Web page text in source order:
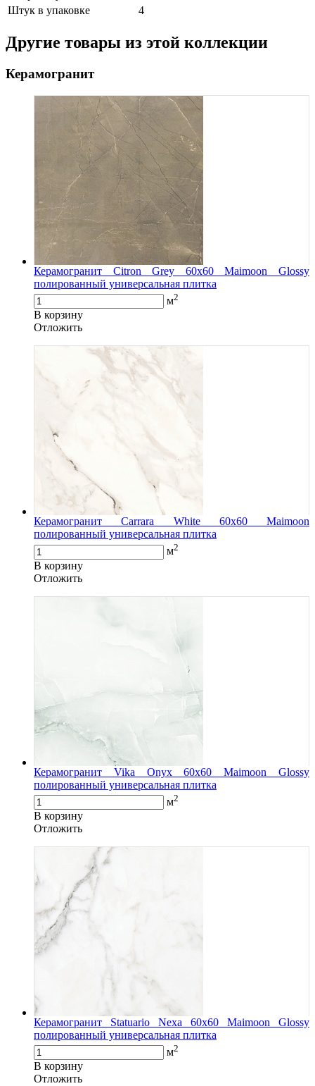
Штук в упаковке
4
Другие товары из этой коллекции
Керамогранит
Керамогранит Citron Grey 60x60 Maimoon Glossy
полированный универсальная плитка
м2
В корзину
Oтложить
Керамогранит Carrara White 60x60 Maimoon
полированный универсальная плитка
м2
В корзину
Oтложить
Керамогранит Vika Onyx 60x60 Maimoon Glossy
полированный универсальная плитка
м2
В корзину
Oтложить
Керамогранит Statuario Nexa 60x60 Maimoon Glossy
полированный универсальная плитка
м2
В корзину
Oтложить